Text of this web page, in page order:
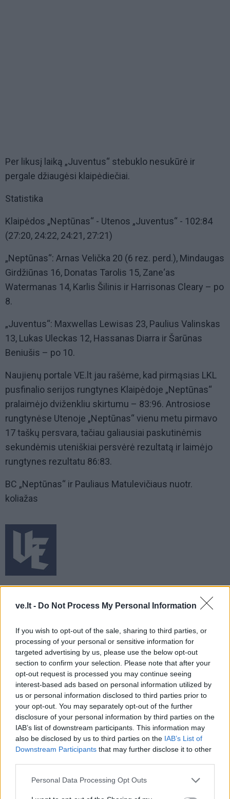
ve.lt - Do Not Process My Personal Information
If you wish to opt-out of the sale, sharing to third parties, or
processing of your personal or sensitive information for
targeted advertising by us, please use the below opt-out
section to confirm your selection. Please note that after your
opt-out request is processed you may continue seeing
interest-based ads based on personal information utilized by
us or personal information disclosed to third parties prior to
your opt-out. You may separately opt-out of the further
disclosure of your personal information by third parties on the
IAB’s list of downstream participants. This information may
also be disclosed by us to third parties on the IAB’s List of
Downstream Participants that may further disclose it to other
Personal Data Processing Opt Outs
Per likusį laiką „Juventus“ stebuklo nesukūrė ir
pergale džiaugėsi klaipėdiečiai.
Statistika
Klaipėdos „Neptūnas“ - Utenos „Juventus“ - 102:84
(27:20, 24:22, 24:21, 27:21)
„Neptūnas“: Arnas Velička 20 (6 rez. perd.), Mindaugas
Girdžiūnas 16, Donatas Tarolis 15, Zane‘as
Watermanas 14, Karlis Šilinis ir Harrisonas Cleary – po
8.
„Juventus“: Maxwellas Lewisas 23, Paulius Valinskas
13, Lukas Uleckas 12, Hassanas Diarra ir Šarūnas
Beniušis – po 10.
Naujienų portale VE.lt jau rašėme, kad pirmąsias LKL
pusfinalio serijos rungtynes Klaipėdoje „Neptūnas“
pralaimėjo dviženkliu skirtumu – 83:96. Antrosiose
rungtynėse Utenoje „Neptūnas“ vienu metu pirmavo
17 taškų persvara, tačiau galiausiai paskutinėmis
sekundėmis uteniškiai persvėrė rezultatą ir laimėjo
rungtynes rezultatu 86:83.
BC „Neptūnas“ ir Pauliaus Matulevičiaus nuotr.
koliažas
Į Klaipėdą iš emigracijos
grįžusi Karina Kučinskienė
įvardijo didžiausią savo
norą
Jūros šventę anksčiau
puošęs Anatolijus
Klemencovas: gal jau
užtenka
Šiuo metu skaitomiausi
dienai: Svarstyklėms – sėkmė,
Jaučiams – greiti sprendimai